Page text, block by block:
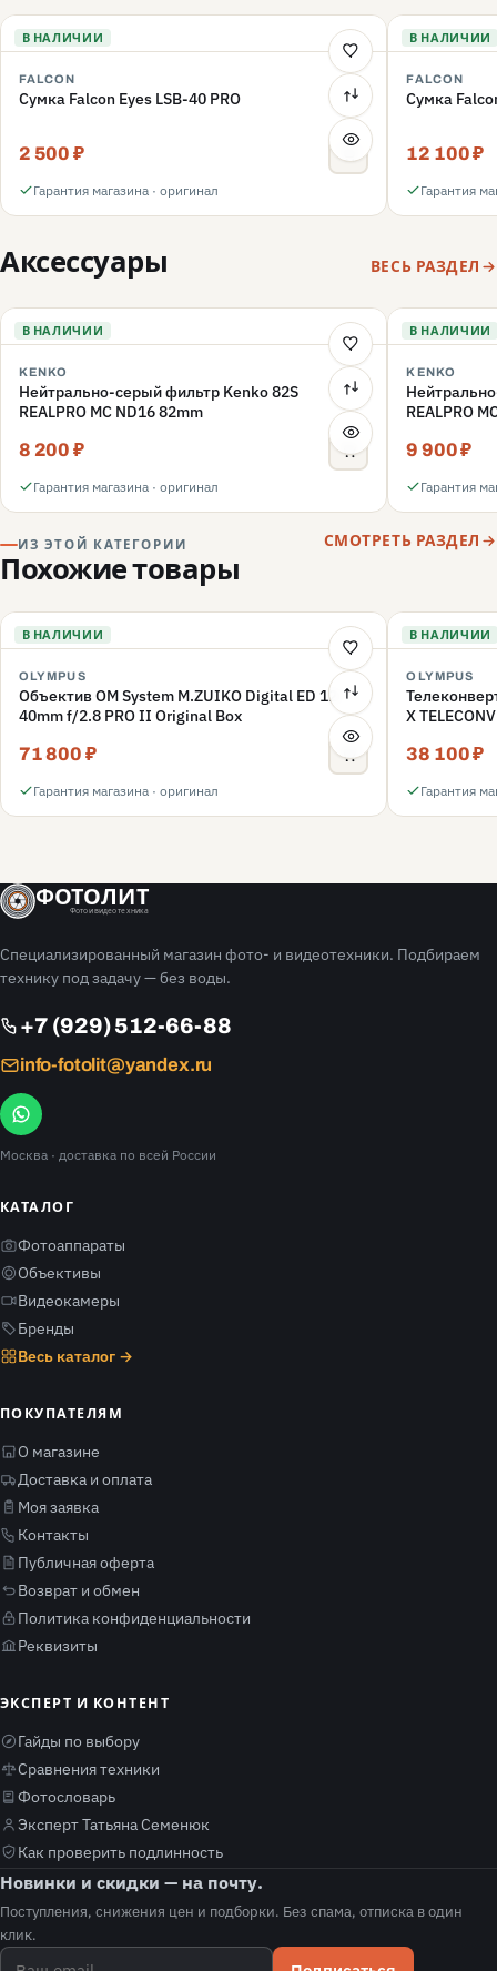
В НАЛИЧИИ
FALCON
Сумка Falcon Eyes LSB-40 PRO
2 500 ₽
Гарантия магазина · оригинал
В НАЛИЧИИ
FALCON
Сумка
12 100 ₽
Гарантия
Аксессуары ВЕСЬ РАЗДЕЛ
В НАЛИЧИИ
KENKO
Нейтрально-серый фильтр Kenko 82S
REALPRO MC ND16 82mm
8 200 ₽
Гарантия магазина · оригинал
В НАЛИЧИИ
KENKO
REALPRO
9 900 ₽
Гарантия
ИЗ ЭТОЙ КАТЕГОРИИ
Похожие товары
СМОТРЕТЬ РАЗДЕЛ
В НАЛИЧИИ
OLYMPUS
Объектив OM System M.ZUIKO Digital ED 12-
40mm f/2.8 PRO II Original Box
71 800 ₽
Гарантия магазина · оригинал
В НАЛИЧИИ
OLYMPUS
X
38 100 ₽
Гарантия
ФОТОЛИТ
Фото и видео техника
Специализированный магазин фото- и видеотехники. Подбираем
технику под задачу — без воды.
+7 (929) 512-66-88
info-fotolit@yandex.ru
Москва · доставка по всей России
КАТАЛОГ
Фотоаппараты
Объективы
Видеокамеры
Бренды
Весь каталог →
ПОКУПАТЕЛЯМ
О магазине
Доставка и оплата
Моя заявка
Контакты
Публичная оферта
Возврат и обмен
Политика конфиденциальности
Реквизиты
ЭКСПЕРТ И КОНТЕНТ
Гайды по выбору
Сравнения техники
Фотословарь
Эксперт Татьяна Семенюк
Как проверить подлинность
Новинки и скидки — на почту.
Поступления, снижения цен и подборки. Без спама, отписка в один
клик.